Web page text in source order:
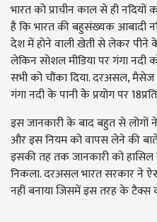
भारत को प्राचीन काल से ही
है कि भारत की बहुसंख्यक आबादी
देश में होने वाली खेती से लेकर पीने के
लेकिन सोशल मीडिया पर गंगा
सभी को चौंका दिया. दरअसल,
गंगा नदी के पानी के प्रयोग पर
इस जानकारी के बाद बहुत से लोगों
और इस नियम को वापस लेने की
इसकी तह तक जानकारी को हासिल
निकला. दरअसल भारत सरकार ने
नहीं बनाया जिसमें इस तरह के टैक्स